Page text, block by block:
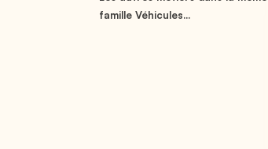
famille Véhicules...